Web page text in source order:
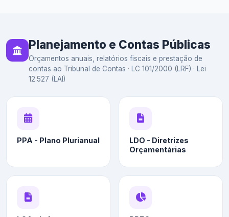
Planejamento e Contas Públicas
Orçamentos anuais, relatórios fiscais e prestação de
contas ao Tribunal de Contas · LC 101/2000 (LRF) · Lei
12.527 (LAI)
PPA - Plano Plurianual
LDO - Diretrizes
Orçamentárias